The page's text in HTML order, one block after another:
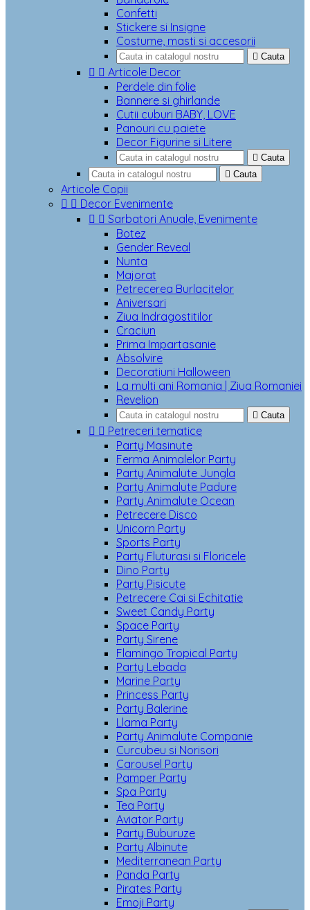
Confetti
Stickere si Insigne
Costume, masti si accesorii
 Cauta
  Articole Decor
Perdele din folie
Bannere si ghirlande
Cutii cuburi BABY, LOVE
Panouri cu paiete
Decor Figurine si Litere
 Cauta
 Cauta
Articole Copii
  Decor Evenimente
  Sarbatori Anuale, Evenimente
Botez
Gender Reveal
Nunta
Majorat
Petrecerea Burlacitelor
Aniversari
Ziua Indragostitilor
Craciun
Prima Impartasanie
Absolvire
Decoratiuni Halloween
La multi ani Romania | Ziua Romaniei
Revelion
 Cauta
  Petreceri tematice
Party Masinute
Ferma Animalelor Party
Party Animalute Jungla
Party Animalute Padure
Party Animalute Ocean
Petrecere Disco
Unicorn Party
Sports Party
Party Fluturasi si Floricele
Dino Party
Party Pisicute
Petrecere Cai si Echitatie
Sweet Candy Party
Space Party
Party Sirene
Flamingo Tropical Party
Party Lebada
Marine Party
Princess Party
Party Balerine
Llama Party
Party Animalute Companie
Curcubeu si Norisori
Carousel Party
Pamper Party
Spa Party
Tea Party
Aviator Party
Party Buburuze
Party Albinute
Mediterranean Party
Panda Party
Pirates Party
Emoji Party